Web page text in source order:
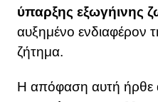
ύπαρξης εξωγήινης
αυξημένο ενδιαφέρον
ζήτημα.
Η απόφαση αυτή ήρθε